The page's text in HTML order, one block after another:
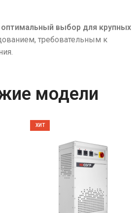
выбор для крупных
требовательным к
модели
ХИТ